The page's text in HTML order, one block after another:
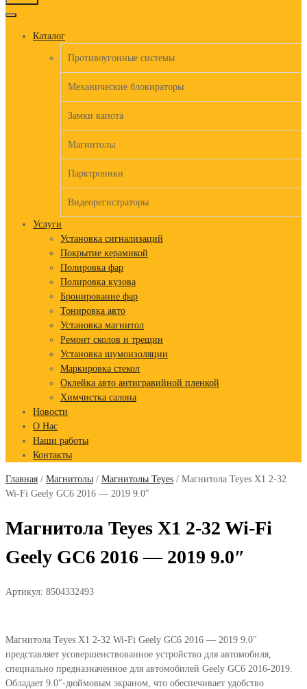
to
Каталог
Противоугонные системы
Механические блокираторы
Замки капота
Магнитолы
Парктроники
Видеорегистраторы
Услуги
Установка сигнализаций
Покрытие керамикой
Полировка фар
Полировка кузова
Бронирование фар
Тонировка авто
Установка магнитол
Ремонт сколов и трещин
Установка шумоизоляции
Маркировка стекол
Оклейка авто антигравийной пленкой
Химчистка салона
Новости
О Нас
Наши работы
Контакты
Главная / Магнитолы / Магнитолы Teyes / Магнитола Teyes X1 2-32
Wi-Fi Geely GC6 2016 — 2019 9.0″
Магнитола Teyes X1 2-32 Wi-Fi
Geely GC6 2016 — 2019 9.0″
Артикул: 8504332493
Магнитола Teyes X1 2-32 Wi-Fi Geely GC6 2016 — 2019 9.0″
представляет усовершенствованное устройство для автомобиля,
специально предназначенное для автомобилей Geely GC6 2016-2019.
Обладает 9.0″-дюймовым экраном, что обеспечивает удобство